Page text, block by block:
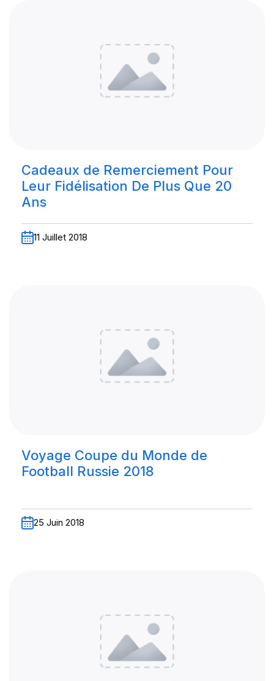
Cadeaux de Remerciement Pour
Leur Fidélisation De Plus Que 20
Ans
11 Juillet 2018
Voyage Coupe du Monde de
Football Russie 2018
25 Juin 2018